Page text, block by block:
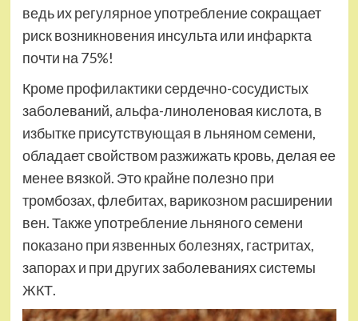
ведь их регулярное употребление сокращает
риск возникновения инсульта или инфаркта
почти на 75%!
Кроме профилактики сердечно-сосудистых
заболеваний, альфа-линоленовая кислота, в
избытке присутствующая в льняном семени,
обладает свойством разжижать кровь, делая ее
менее вязкой. Это крайне полезно при
тромбозах, флебитах, варикозном расширении
вен. Также употребление льняного семени
показано при язвенных болезнях, гастритах,
запорах и при других заболеваниях системы
ЖКТ.